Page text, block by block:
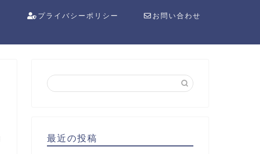
プライバシーポリシー お問い合わせ
最近の投稿